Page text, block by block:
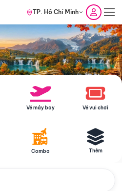
TP. Hồ Chí Minh
Vé máy bay Vé vui chơi
Combo Thêm